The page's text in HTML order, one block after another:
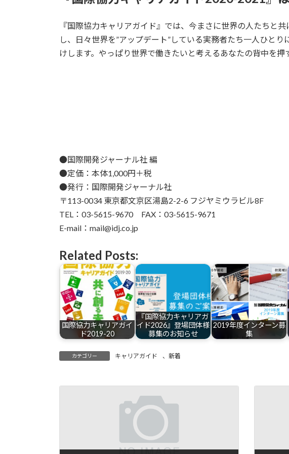
『国際協力キャリアガイド』では、今まさに世界の人たちと
し、日々世界を”アップデート”している実務者たち一人ひとり
けします。やっぱり世界で働きたいと考えるあなたの背中を押
●国際開発ジャーナル社 編
●定価：本体1,000円＋税
●発行：国際開発ジャーナル社
〒113-0034 東京都文京区湯島2-2-6 フジヤミウラビル8F
TEL：03-5615-9670 FAX：03-5615-9671
E-mail：mail@idj.co.jp
Related Posts:
国際協力キャリアガイ
ド2019-20
『国際協力キャリアガ
イド2026』登場団体様
募集のお知らせ
2019年度インターン募
集
カテゴリー キャリアガイド 、 新着